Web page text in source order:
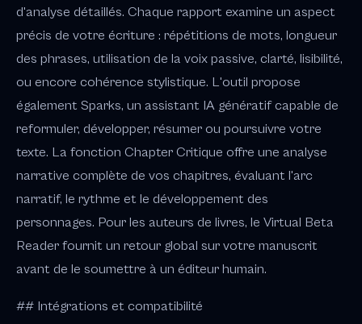
d'analyse détaillés. Chaque rapport examine un aspect
précis de votre écriture : répétitions de mots, longueur
des phrases, utilisation de la voix passive, clarté, lisibilité,
ou encore cohérence stylistique. L'outil propose
également Sparks, un assistant IA génératif capable de
reformuler, développer, résumer ou poursuivre votre
texte. La fonction Chapter Critique offre une analyse
narrative complète de vos chapitres, évaluant l'arc
narratif, le rythme et le développement des
personnages. Pour les auteurs de livres, le Virtual Beta
Reader fournit un retour global sur votre manuscrit
avant de le soumettre à un éditeur humain.
## Intégrations et compatibilité